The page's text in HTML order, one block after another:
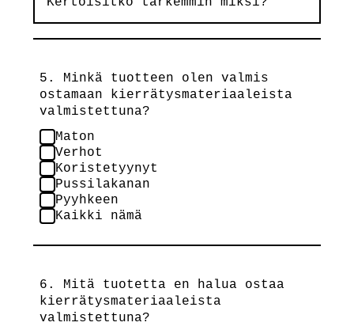
5. Minkä tuotteen olen valmis
ostamaan kierrätysmateriaaleista
valmistettuna?
Maton
Verhot
Koristetyynyt
Pussilakanan
Pyyhkeen
Kaikki nämä
6. Mitä tuotetta en halua ostaa
kierrätysmateriaaleista
valmistettuna?